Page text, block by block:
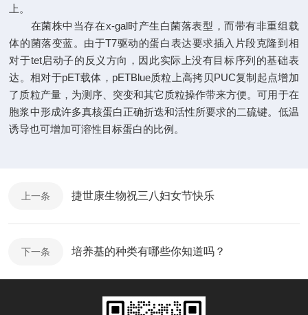
上。
在菌株中当存在x-gal时产生白菌落表型，而带有非重组载
体的菌落变蓝。由于T7驱动的蛋白表达要求插入片段克隆到相
对于tet启动子的反义方向，因此实际上没有目标序列的基础表
达。相对于pET载体，pETBlue质粒上高拷贝PUC复制起点增加
了质粒产量，为测序、突变和其它质粒操作带来方便。可用于在
胞浆中形成许多真核蛋白正确折迭和活性所要求的二硫键。低温
诱导也可增加可溶性目标蛋白的比例。
上一条 捷世康生物祝三八妇女节快乐
下一条 培养基的种类有哪些你知道吗？